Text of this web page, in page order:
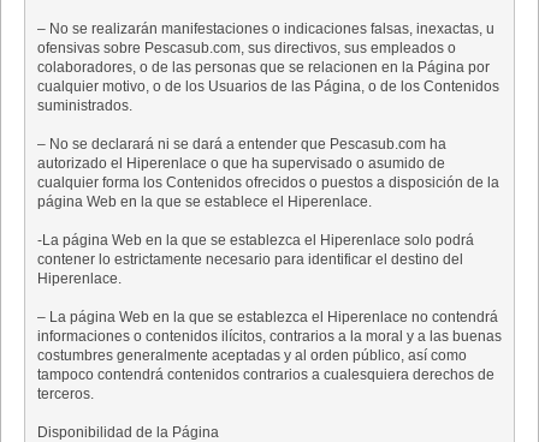
– No se realizarán manifestaciones o indicaciones falsas, inexactas, u
ofensivas sobre Pescasub.com, sus directivos, sus empleados o
colaboradores, o de las personas que se relacionen en la Página por
cualquier motivo, o de los Usuarios de las Página, o de los Contenidos
suministrados.
– No se declarará ni se dará a entender que Pescasub.com ha
autorizado el Hiperenlace o que ha supervisado o asumido de
cualquier forma los Contenidos ofrecidos o puestos a disposición de la
página Web en la que se establece el Hiperenlace.
-La página Web en la que se establezca el Hiperenlace solo podrá
contener lo estrictamente necesario para identificar el destino del
Hiperenlace.
– La página Web en la que se establezca el Hiperenlace no contendrá
informaciones o contenidos ilícitos, contrarios a la moral y a las buenas
costumbres generalmente aceptadas y al orden público, así como
tampoco contendrá contenidos contrarios a cualesquiera derechos de
terceros.
Disponibilidad de la Página